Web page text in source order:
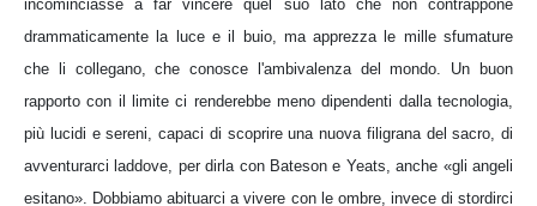
incominciasse a far vincere quel suo lato che non contrappone
drammaticamente la luce e il buio, ma apprezza le mille sfumature
che li collegano, che conosce l'ambivalenza del mondo. Un buon
rapporto con il limite ci renderebbe meno dipendenti dalla tecnologia,
più lucidi e sereni, capaci di scoprire una nuova filigrana del sacro, di
avventurarci laddove, per dirla con Bateson e Yeats, anche «gli angeli
esitano». Dobbiamo abituarci a vivere con le ombre, invece di stordirci